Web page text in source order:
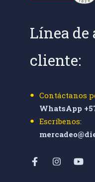
Línea
cliente:
Contáctanos
WhatsApp
Escríbenos: